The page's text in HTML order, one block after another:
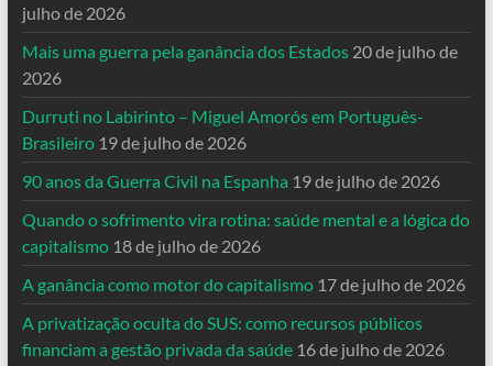
julho de 2026
Mais uma guerra pela ganância dos Estados 20 de julho de
2026
Durruti no Labirinto – Miguel Amorós em Português-
Brasileiro 19 de julho de 2026
90 anos da Guerra Civil na Espanha 19 de julho de 2026
Quando o sofrimento vira rotina: saúde mental e a lógica do
capitalismo 18 de julho de 2026
A ganância como motor do capitalismo 17 de julho de 2026
A privatização oculta do SUS: como recursos públicos
financiam a gestão privada da saúde 16 de julho de 2026